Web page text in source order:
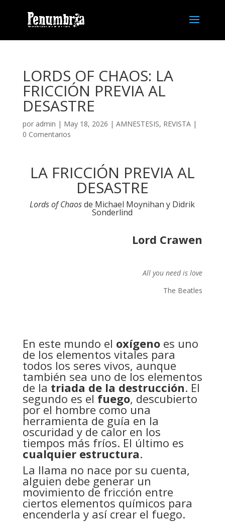
LORDS OF CHAOS: LA
FRICCIÓN PREVIA AL
DESASTRE
por admin | May 18, 2026 | AMNESTESIS, REVISTA|
0 Comentarios
LA FRICCIÓN PREVIA AL
DESASTRE
Lords of Chaosde Michael Moynihan y Didrik
Sonderlind
Lord Crawen
All you need is love
The Beatles
En este mundo el oxígenoes uno
de los elementos vitales para
todos los seres vivos, aunque
también sea uno de los elementos
de la triada de la destrucción. El
segundo es el fuego, descubierto
por el hombre como una
herramienta de guía en la
oscuridad y de calor en los
tiempos más fríos. El último es
cualquier estructura.
La llama no nace por su cuenta,
alguien debe generar un
movimiento de fricción entre
ciertos elementos químicos para
encenderla y así crear el fuego.